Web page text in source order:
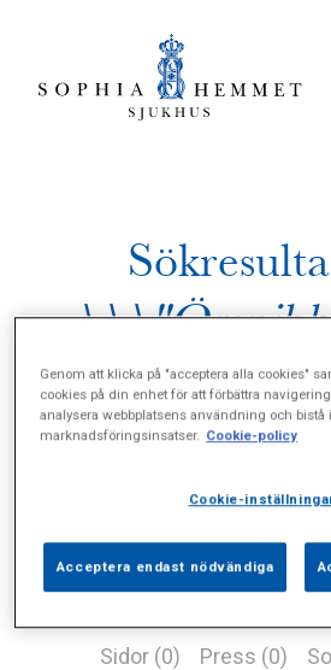
Sidor (0) Press (0)
Genom att klicka på "acceptera alla cookies"
cookies på din enhet för att förbättra
analysera webbplatsens användning och bistå
marknadsföringsinsatser. Cookie-policy
Cookie-
Acceptera endast nödvändiga